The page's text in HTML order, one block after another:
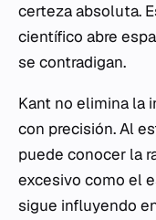
certeza absoluta.
científico abre
se contradigan.
Kant no elimina la
con precisión. Al
puede conocer la
excesivo como el
sigue influyendo